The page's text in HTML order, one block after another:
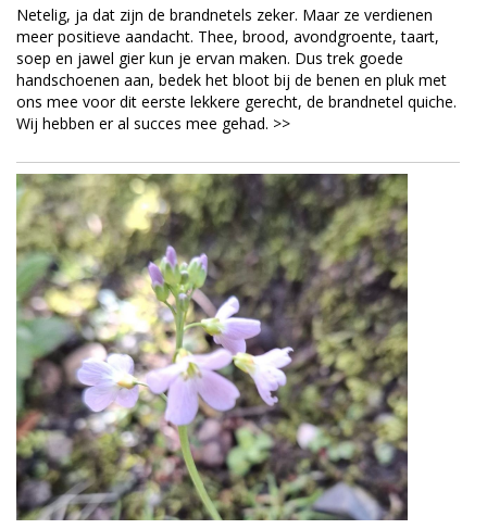
Netelig, ja dat zijn de brandnetels zeker. Maar ze verdienen
meer positieve aandacht. Thee, brood, avondgroente, taart,
soep en jawel gier kun je ervan maken. Dus trek goede
handschoenen aan, bedek het bloot bij de benen en pluk met
ons mee voor dit eerste lekkere gerecht, de brandnetel quiche.
Wij hebben er al succes mee gehad. >>